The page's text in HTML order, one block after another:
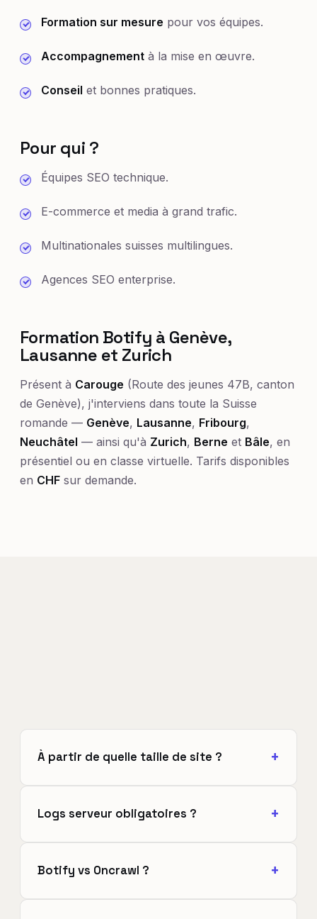
Formation sur mesure pour vos équipes.
Accompagnement à la mise en œuvre.
Conseil et bonnes pratiques.
Pour qui ?
Équipes SEO technique.
E-commerce et media à grand trafic.
Multinationales suisses multilingues.
Agences SEO enterprise.
Formation Botify à Genève,
Lausanne et Zurich
Présent à Carouge (Route des jeunes 47B, canton
de Genève), j'interviens dans toute la Suisse
romande — Genève, Lausanne, Fribourg,
Neuchâtel — ainsi qu'à Zurich, Berne et Bâle, en
présentiel ou en classe virtuelle. Tarifs disponibles
en CHF sur demande.
À partir de quelle taille de site ?
Logs serveur obligatoires ?
Botify vs Oncrawl ?